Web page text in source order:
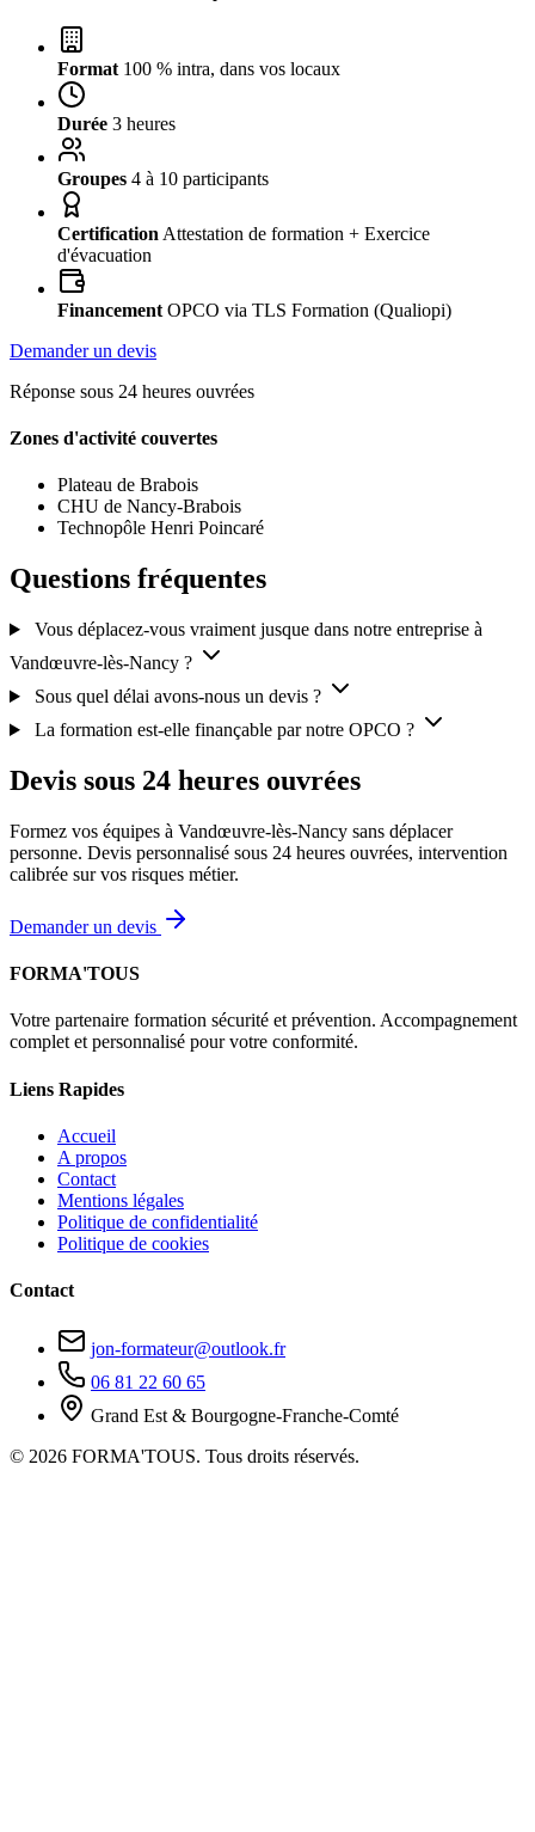
Format 100 % intra, dans vos locaux
Durée 3 heures
Groupes 4 à 10 participants
Certification Attestation de formation + Exercice
d'évacuation
Financement OPCO via TLS Formation (Qualiopi)
Demander un devis
Réponse sous 24 heures ouvrées
Zones d'activité couvertes
Plateau de Brabois
CHU de Nancy-Brabois
Technopôle Henri Poincaré
Questions fréquentes
Vous déplacez-vous vraiment jusque dans notre entreprise à
Vandœuvre-lès-Nancy ?
Sous quel délai avons-nous un devis ?
La formation est-elle finançable par notre OPCO ?
Devis sous 24 heures ouvrées
Formez vos équipes à Vandœuvre-lès-Nancy sans déplacer
personne. Devis personnalisé sous 24 heures ouvrées, intervention
calibrée sur vos risques métier.
Demander un devis
FORMA'TOUS
Votre partenaire formation sécurité et prévention. Accompagnement
complet et personnalisé pour votre conformité.
Liens Rapides
Accueil
A propos
Contact
Mentions légales
Politique de confidentialité
Politique de cookies
Contact
jon-formateur@outlook.fr
06 81 22 60 65
Grand Est & Bourgogne-Franche-Comté
© 2026 FORMA'TOUS. Tous droits réservés.